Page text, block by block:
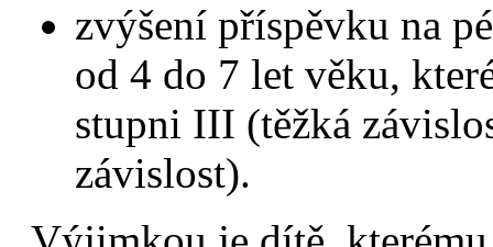
zvýšení příspěvku na
od 4 do 7 let věku,
stupni III (těžká
závislost).